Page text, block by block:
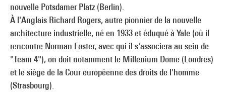
nouvelle Potsdamer Platz (Berlin).
À l'Anglais Richard Rogers, autre pionnier de la nouvelle
architecture industrielle, né en 1933 et éduqué à Yale (où il
rencontre Norman Foster, avec qui il s'associera au sein de
"Team 4"), on doit notamment le Millenium Dome (Londres)
et le siège de la Cour européenne des droits de l'homme
(Strasbourg).